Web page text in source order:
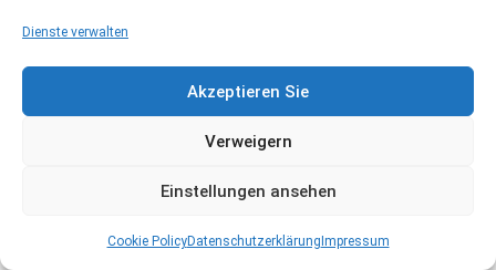
Dienste verwalten
Akzeptieren Sie
Verweigern
Einstellungen ansehen
Cookie PolicyDatenschutzerklärung Impressum